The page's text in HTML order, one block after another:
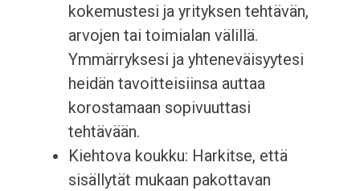
kokemustesi ja yrityksen tehtävän,
arvojen tai toimialan välillä.
Ymmärryksesi ja yhteneväisyytesi
heidän tavoitteisiinsa auttaa
korostamaan sopivuuttasi
tehtävään.
Kiehtova koukku: Harkitse, että
sisällytät mukaan pakottavan